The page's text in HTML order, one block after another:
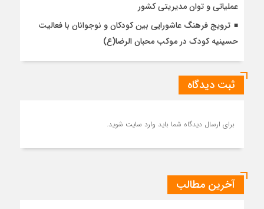
عملیاتی و توان مدیریتی کشور
ترویج فرهنگ عاشورایی بین کودکان و نوجوانان با فعالیت
حسینیه کودک در موکب محبان الرضا(ع)
ثبت دیدگاه
برای ارسال دیدگاه شما باید وارد سایت شوید.
آخرین مطالب